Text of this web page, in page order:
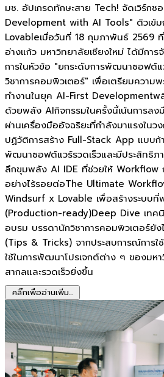
มช. อัปเกรดทักษะสาย Tech! จัดเวิร์ก
Development with AI Tools" ติวเข้ม
Lovableเมื่อวันที่ 18 กุมภาพันธ์ 2569
อ่างแก้ว มหาวิทยาลัยเชียงใหม่ ได้มีกา
การในหัวข้อ "ยกระดับการพัฒนาซอฟต์
วิชาการคอมพิวเตอร์" เพื่อเตรียมความ
ทำงานในยุค AI-First Developmentพ
ด้วยพลัง AIกิจกรรมในครั้งนี้เน้นการล
ผ่านเครื่องมืออัจฉริยะที่กำลังมาแรงใน
ปฏิวัติการสร้าง Full-Stack App แบบก้
พัฒนาซอฟต์แวร์รวดเร็วและมีประสิทธิภ
ลึกขุมพลัง AI IDE ที่ช่วยให้ Workflow
อย่างไร้รอยต่อThe Ultimate
Windsurf x Lovable เพื่อสร้างระบบที่
(Production-ready)Deep Dive เทค
อบรม บรรดานักวิชาการคอมพิวเตอร์ยัง
(Tips & Tricks) จากประสบการณ์การใ
ใช้ในการพัฒนาโปรเจกต์ต่าง ๆ ของมห
สากลและรวดเร็วยิ่งขึ้น
คลิ๊กเพื่ออ่านเพิ่ม...